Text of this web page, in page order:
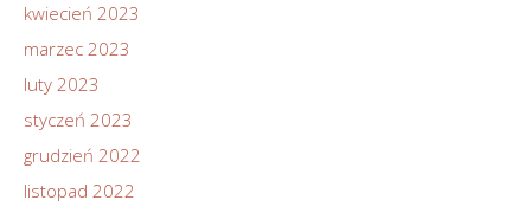
kwiecień 2023
marzec 2023
luty 2023
styczeń 2023
grudzień 2022
listopad 2022